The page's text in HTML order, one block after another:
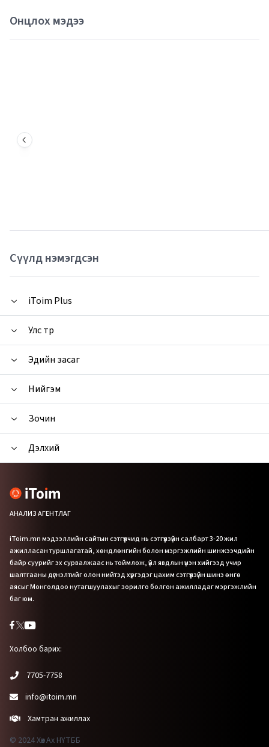
Онцлох мэдээ
Сүүлд нэмэгдсэн
iToim Plus
Улс төр
Эдийн засаг
Нийгэм
Зочин
Дэлхий
АНАЛИЗ АГЕНТЛАГ
iToim.mn мэдээллийн сайтын сэтгүүлчид нь сэтгүүлзүйн салбарт 3-20 жил
ажилласан туршлагатай, хөндлөнгийн болон мэргэжлийн шинжээчдийн
байр суурийг эх сурвалжаас нь тоймлож, үйл явдлын үнэн хийгээд учир
шалтгааны дүгнэлтийг олон нийтэд хүргэдэг цахим сэтгүүлзүйн шинэ өнгө
аясыг Монголдоо нутагшуулахыг зорилго болгон ажилладаг мэргэжлийн
баг юм.
Холбоо барих:
7705-7758
info@itoim.mn
Хамтран ажиллах
© 2024 Хөх Ах НҮТББ